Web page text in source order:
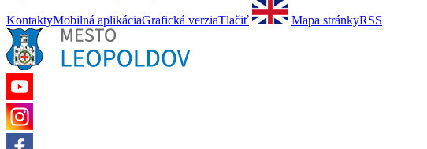
KontaktyMobilná aplikáciaGrafická verziaTlačiť Mapa stránkyRSS